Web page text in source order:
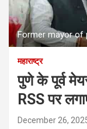
Former mayor of
महाराष्ट्र
पुणे के पूर्व
RSS पर
December 26,